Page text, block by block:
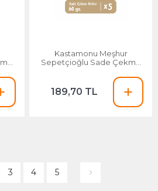
Kastamonu Meşhur
Sepetçioğlu Sade Çekme
189,70 TL
3 4 5